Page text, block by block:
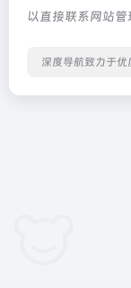
以直接联系网站管
深度导航致力于优